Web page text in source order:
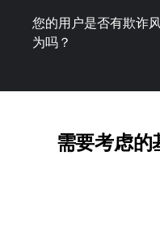
您的用户是否有欺诈
为吗？
需要考虑的